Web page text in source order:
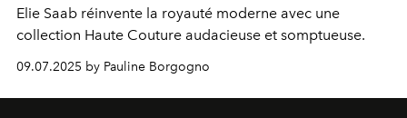
Elie Saab réinvente la royauté moderne avec une
collection Haute Couture audacieuse et somptueuse.
09.07.2025 by Pauline Borgogno